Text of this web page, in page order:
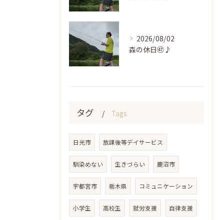
2026/08/02
森の休日㊼♪
タグ Tags
日光市 放課後等デイサービス
馴染めない 生きづらい 鹿沼市
宇都宮市 栃木県 コミュニケーション
小学生 高校生 就労支援 自律支援